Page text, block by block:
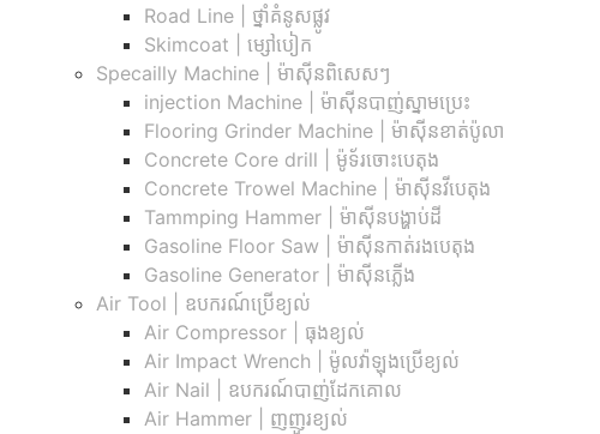
Road Line | ថ្នាំគំនូសផ្លូវ
Skimcoat | ម្សៅបៀក
Specailly Machine | ម៉ាស៊ីនពិសេសៗ
injection Machine | ម៉ាស៊ីនបាញ់ស្នាមប្រេះ
Flooring Grinder Machine | ម៉ាស៊ីនខាត់ប៉ូលា
Concrete Core drill | ម៉ូទ័រចោះបេតុង
Concrete Trowel Machine | ម៉ាស៊ីនវីបេតុង
Tammping Hammer | ម៉ាស៊ីនបង្ហាប់ដី
Gasoline Floor Saw | ម៉ាស៊ីនកាត់រងបេតុង
Gasoline Generator | ម៉ាស៊ីនភ្លើង
Air Tool | ឧបករណ៍ប្រើខ្យល់
Air Compressor | ធុងខ្យល់
Air Impact Wrench | ម៉ូលវ៉ាឡុងប្រើខ្យល់
Air Nail | ឧបករណ៍បាញ់ដែកគោល
Air Hammer | ញញួរខ្យល់